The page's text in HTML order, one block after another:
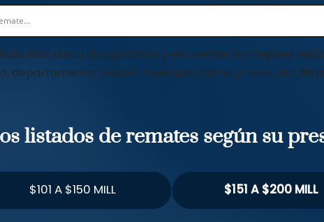
una o dos palabras y encuentre los mejores
departamento, ciudad, municipio, barrio, precio, etc. En
listados de remates según su
$101 A $150 MILL $151 A $200 MILL